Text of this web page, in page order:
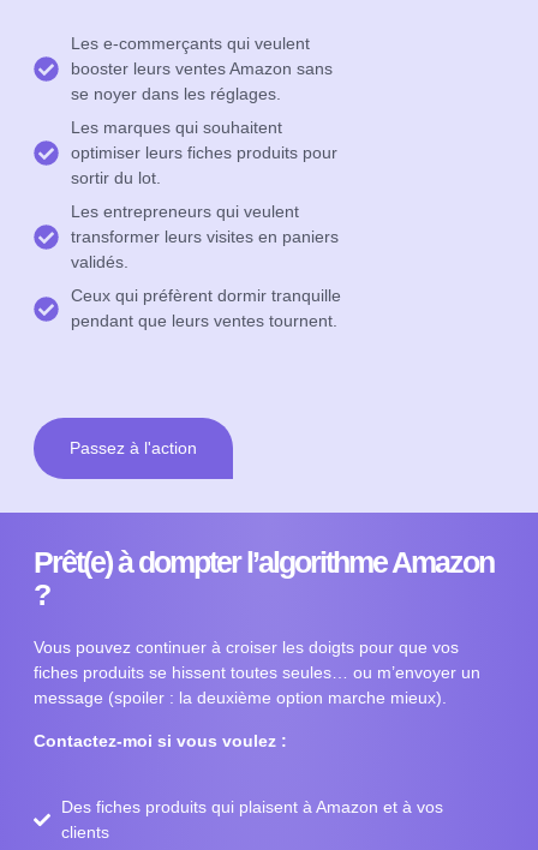
Les e-commerçants qui veulent
booster leurs ventes Amazon sans
se noyer dans les réglages.
Les marques qui souhaitent
optimiser leurs fiches produits pour
sortir du lot.
Les entrepreneurs qui veulent
transformer leurs visites en paniers
validés.
Ceux qui préfèrent dormir tranquille
pendant que leurs ventes tournent.
Passez à l'action
Prêt(e) à dompter l’algorithme Amazon
?
Vous pouvez continuer à croiser les doigts pour que vos
fiches produits se hissent toutes seules… ou m’envoyer un
message (spoiler : la deuxième option marche mieux).
Contactez-moi si vous voulez :
Des fiches produits qui plaisent à Amazon et à vos
clients